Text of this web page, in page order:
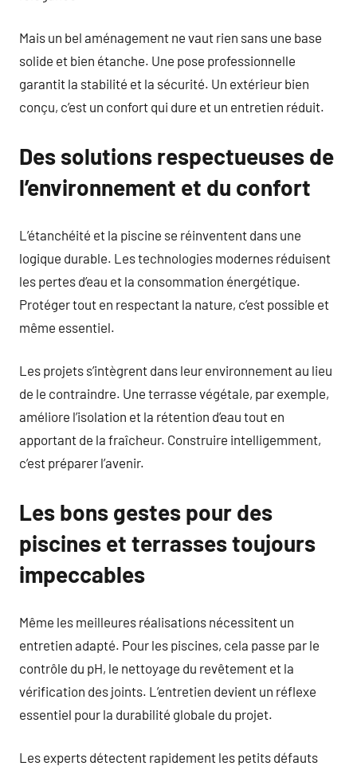
Mais un bel aménagement ne vaut rien sans une base
solide et bien étanche. Une pose professionnelle
garantit la stabilité et la sécurité. Un extérieur bien
conçu, c’est un confort qui dure et un entretien réduit.
Des solutions respectueuses de
l’environnement et du confort
L’étanchéité et la piscine se réinventent dans une
logique durable. Les technologies modernes réduisent
les pertes d’eau et la consommation énergétique.
Protéger tout en respectant la nature, c’est possible et
même essentiel.
Les projets s’intègrent dans leur environnement au lieu
de le contraindre. Une terrasse végétale, par exemple,
améliore l’isolation et la rétention d’eau tout en
apportant de la fraîcheur. Construire intelligemment,
c’est préparer l’avenir.
Les bons gestes pour des
piscines et terrasses toujours
impeccables
Même les meilleures réalisations nécessitent un
entretien adapté. Pour les piscines, cela passe par le
contrôle du pH, le nettoyage du revêtement et la
vérification des joints. L’entretien devient un réflexe
essentiel pour la durabilité globale du projet.
Les experts détectent rapidement les petits défauts